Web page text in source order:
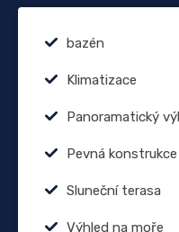
bazén
Klimatizace
Panoramatický
Pevná konstrukce
Sluneční terasa
Výhled na moře